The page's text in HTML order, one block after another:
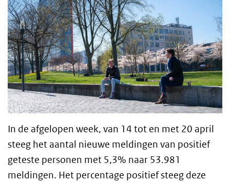
In de afgelopen week, van 14 tot en met 20 april
steeg het aantal nieuwe meldingen van positief
geteste personen met 5,3% naar 53.981
meldingen. Het percentage positief steeg deze